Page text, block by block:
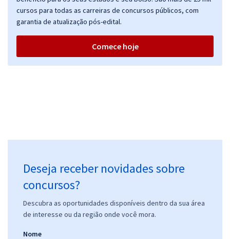
cursos para todas as carreiras de concursos públicos, com
garantia de atualização pós-edital.
Comece hoje
Deseja receber novidades sobre
concursos?
Descubra as oportunidades disponíveis dentro da sua área
de interesse ou da região onde você mora.
Nome